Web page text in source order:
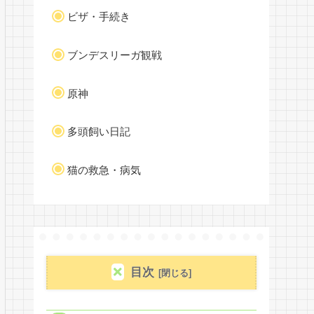
ビザ・手続き
ブンデスリーガ観戦
原神
多頭飼い日記
猫の救急・病気
目次